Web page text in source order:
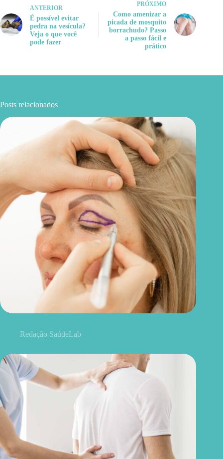
ANTERIOR
É possível evitar
pedra na vesícula?
Veja o que você
pode fazer
PRÓXIMO
Como amenizar a
picada de mosquito
borrachudo? Passo
a passo fácil e
prático
Posts relacionados
Redação SaúdeLab